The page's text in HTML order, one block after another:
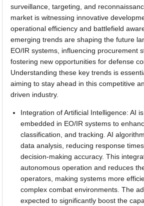
surveillance, targeting, and
market is witnessing innovative
operational efficiency and battlefield
emerging trends are shaping the future
EO/IR systems, influencing procurement
fostering new opportunities for defense
Understanding these key trends is
aiming to stay ahead in this competitive
driven industry.
Integration of Artificial Intelligence: AI
embedded in EO/IR systems to
classification, and tracking. AI
data analysis, reducing response
decision-making accuracy. This
autonomous operation and reduces
operators, making systems more
complex combat environments. The
expected to significantly boost the